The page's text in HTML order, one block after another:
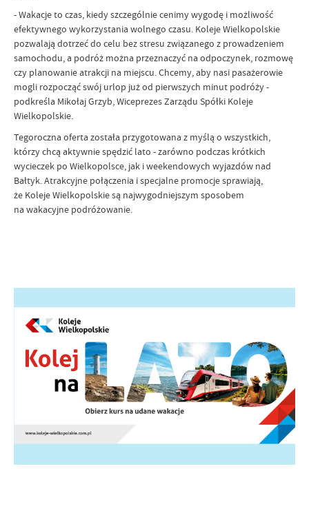
- Wakacje to czas, kiedy szczególnie cenimy wygodę i możliwość
efektywnego wykorzystania wolnego czasu. Koleje Wielkopolskie
pozwalają dotrzeć do celu bez stresu związanego z prowadzeniem
samochodu, a podróż można przeznaczyć na odpoczynek, rozmowę
czy planowanie atrakcji na miejscu. Chcemy, aby nasi pasażerowie
mogli rozpocząć swój urlop już od pierwszych minut podróży -
podkreśla Mikołaj Grzyb, Wiceprezes Zarządu Spółki Koleje
Wielkopolskie.
Tegoroczna oferta została przygotowana z myślą o wszystkich,
którzy chcą aktywnie spędzić lato - zarówno podczas krótkich
wycieczek po Wielkopolsce, jak i weekendowych wyjazdów nad
Bałtyk. Atrakcyjne połączenia i specjalne promocje sprawiają,
że Koleje Wielkopolskie są najwygodniejszym sposobem
na wakacyjne podróżowanie.